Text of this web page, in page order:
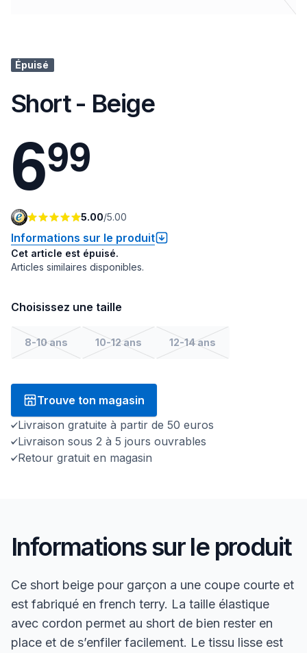
Épuisé
Short - Beige
699
5.00/5.00
Informations sur le produit
Cet article est épuisé.
Articles similaires disponibles.
Choisissez une taille
8-10 ans 10-12 ans 12-14 ans
Trouve ton magasin
Livraison gratuite à partir de 50 euros
Livraison sous 2 à 5 jours ouvrables
Retour gratuit en magasin
Informations sur le produit
Ce short beige pour garçon a une coupe courte et
est fabriqué en french terry. La taille élastique
avec cordon permet au short de bien rester en
place et de s’enfiler facilement. Le tissu lisse est